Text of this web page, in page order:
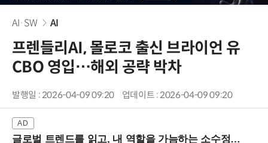
AI·SW AI
프렌들리AI, 몰로코 출신 브라이언 유
CBO 영입…해외 공략 박차
발행일 : 2026-04-09 09:20 업데이트 : 2026-04-09 09:20
글로벌 트렌드를 읽고, 내 역할을 가늠하는 소수정예 실습 워크숍 (8/28 신논현역)